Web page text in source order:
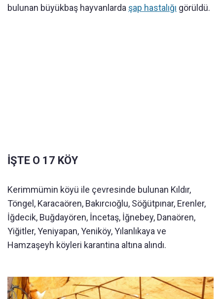
bulunan büyükbaş hayvanlarda şap hastalığı görüldü.
İŞTE O 17 KÖY
Kerimmümin köyü ile çevresinde bulunan Kıldır,
Töngel, Karacaören, Bakırcıoğlu, Söğütpınar, Erenler,
İğdecik, Buğdayören, İncetaş, İğnebey, Danaören,
Yiğitler, Yeniyapan, Yeniköy, Yılanlıkaya ve
Hamzaşeyh köyleri karantina altına alındı.